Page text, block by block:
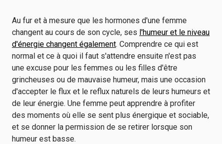
Au fur et à mesure que les hormones d'une femme
changent au cours de son cycle, ses l'humeur et le niveau
d'énergie changent également. Comprendre ce qui est
normal et ce à quoi il faut s'attendre ensuite n'est pas
une excuse pour les femmes ou les filles d'être
grincheuses ou de mauvaise humeur, mais une occasion
d'accepter le flux et le reflux naturels de leurs humeurs et
de leur énergie. Une femme peut apprendre à profiter
des moments où elle se sent plus énergique et sociable,
et se donner la permission de se retirer lorsque son
humeur est basse.